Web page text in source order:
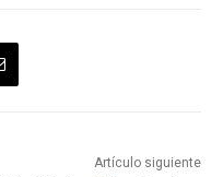
Artículo siguiente